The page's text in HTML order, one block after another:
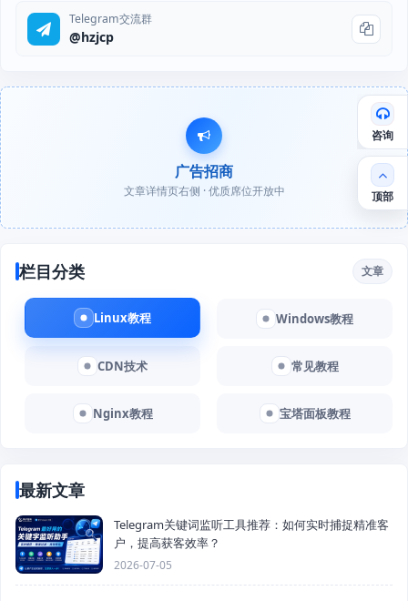
Telegram交流群
@hzjcp
广告招商
文章详情页右侧 · 优质席位开放中
栏目分类 文章
Linux教程 Windows教程
CDN技术 常见教程
Nginx教程 宝塔面板教程
最新文章
Telegram关键词监听工具推荐：如何实时捕捉精准客
户，提高获客效率？
2026-07-05
咨询
顶部